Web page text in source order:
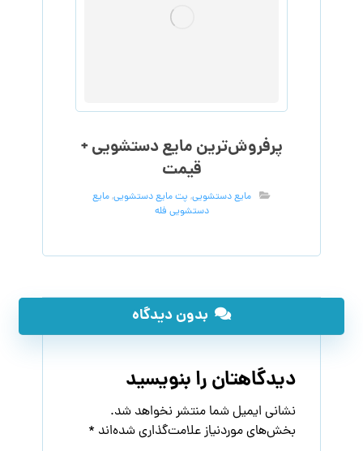
پرفروش‌ترین مایع دستشویی +
قیمت
مایع دستشویی, پت مایع دستشویی,مایع
دستشویی فله
بدون دیدگاه
دیدگاهتان را بنویسید
نشانی ایمیل شما منتشر نخواهد شد.
بخش‌های موردنیاز علامت‌گذاری شده‌اند *